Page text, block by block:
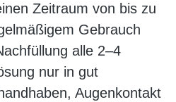
Zeitraum von bis zu
Gebrauch
alle 2–4
nur in gut
Augenkontakt